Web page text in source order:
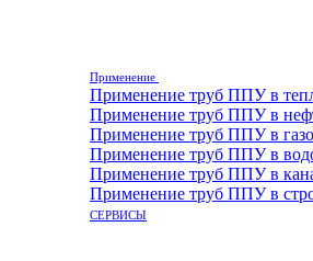
Применение
Применение труб ППУ в
Применение труб ППУ в
Применение труб ППУ в
Применение труб ППУ в
Применение труб ППУ в
Применение труб ППУ в
СЕРВИСЫ